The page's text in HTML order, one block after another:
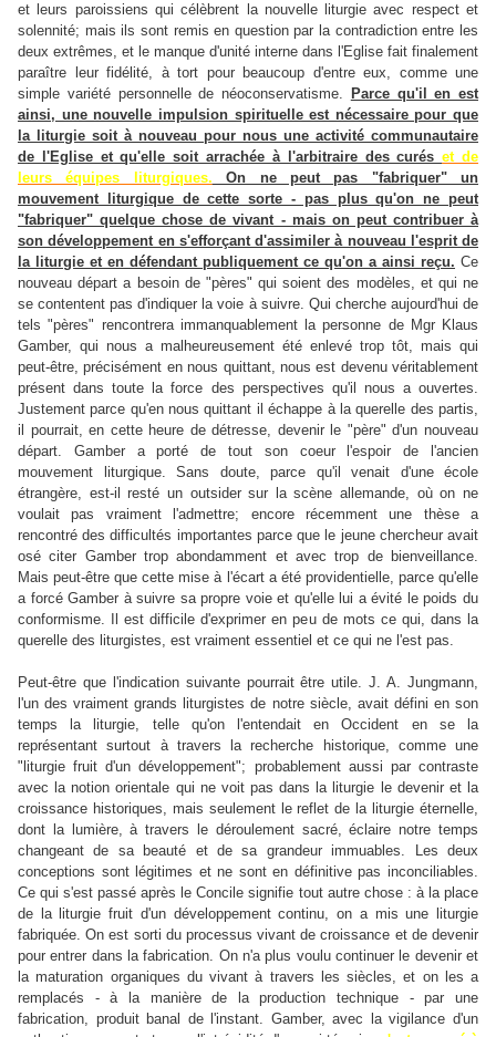
et leurs paroissiens qui célèbrent la nouvelle liturgie avec respect et
solennité; mais ils sont remis en question par la contradiction entre les
deux extrêmes, et le manque d'unité interne dans l'Eglise fait finalement
paraître leur fidélité, à tort pour beaucoup d'entre eux, comme une
simple variété personnelle de néoconservatisme.
Parce qu'il en est
ainsi, une nouvelle impulsion spirituelle est nécessaire pour que
la liturgie soit à nouveau pour nous une activité communautaire
de l'Eglise et qu'elle soit arrachée à l'arbitraire des curéset de
leurs équipes liturgiques. On ne peut pas "fabriquer" un
mouvement liturgique de cette sorte - pas plus qu'on ne peut
"fabriquer" quelque chose de vivant - mais on peut contribuer à
son développement en s'efforçant d'assimiler à nouveau l'esprit de
la liturgie et en défendant publiquement ce qu'on a ainsi reçu. Ce
nouveau départ a besoin de "pères" qui soient des modèles, et qui ne
se contentent pas d'indiquer la voie à suivre. Qui cherche aujourd'hui de
tels "pères" rencontrera immanquablement la personne de Mgr Klaus
Gamber, qui nous a malheureusement été enlevé trop tôt, mais qui
peut-être, précisément en nous quittant, nous est devenu véritablement
présent dans toute la force des perspectives qu'il nous a ouvertes.
Justement parce qu'en nous quittant il échappe à la querelle des partis,
il pourrait, en cette heure de détresse, devenir le "père" d'un nouveau
départ. Gamber a porté de tout son coeur l'espoir de l'ancien
mouvement liturgique. Sans doute, parce qu'il venait d'une école
étrangère, est-il resté un outsider sur la scène allemande, où on ne
voulait pas vraiment l'admettre; encore récemment une thèse a
rencontré des difficultés importantes parce que le jeune chercheur avait
osé citer Gamber trop abondamment et avec trop de bienveillance.
Mais peut-être que cette mise à l'écart a été providentielle, parce qu'elle
a forcé Gamber à suivre sa propre voie et qu'elle lui a évité le poids du
conformisme. Il est difficile d'exprimer en peu de mots ce qui, dans la
querelle des liturgistes, est vraiment essentiel et ce qui ne l'est pas.
Peut-être que l'indication suivante pourrait être utile. J. A. Jungmann,
l'un des vraiment grands liturgistes de notre siècle, avait défini en son
temps la liturgie, telle qu'on l'entendait en Occident en se la
représentant surtout à travers la recherche historique, comme une
"liturgie fruit d'un développement"; probablement aussi par contraste
avec la notion orientale qui ne voit pas dans la liturgie le devenir et la
croissance historiques, mais seulement le reflet de la liturgie éternelle,
dont la lumière, à travers le déroulement sacré, éclaire notre temps
changeant de sa beauté et de sa grandeur immuables. Les deux
conceptions sont légitimes et ne sont en définitive pas inconciliables.
Ce qui s'est passé après le Concile signifie tout autre chose : à la place
de la liturgie fruit d'un développement continu, on a mis une liturgie
fabriquée. On est sorti du processus vivant de croissance et de devenir
pour entrer dans la fabrication. On n'a plus voulu continuer le devenir et
la maturation organiques du vivant à travers les siècles, et on les a
remplacés - à la manière de la production technique - par une
fabrication, produit banal de l'instant. Gamber, avec la vigilance d'un